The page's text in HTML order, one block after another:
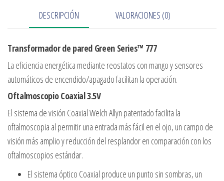
DESCRIPCIÓN VALORACIONES (0)
Transformador de pared Green Series™ 777
La eficiencia energética mediante reostatos con mango y sensores
automáticos de encendido/apagado facilitan la operación.
Oftalmoscopio Coaxial 3.5V
El sistema de visión Coaxial Welch Allyn patentado facilita la
oftalmoscopia al permitir una entrada más fácil en el ojo, un campo de
visión más amplio y reducción del resplandor en comparación con los
oftalmoscopios estándar.
El sistema óptico Coaxial produce un punto sin sombras, un